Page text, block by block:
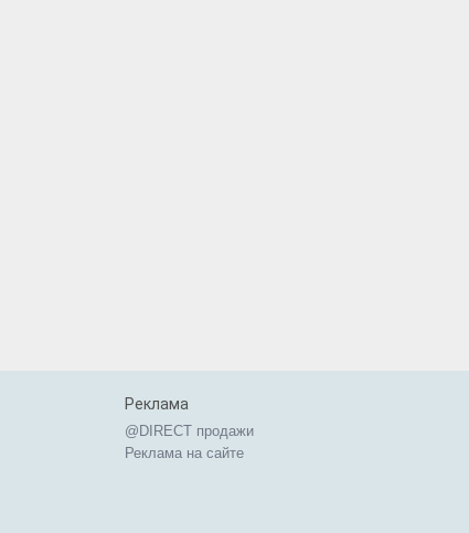
Реклама
@DIRECT продажи
Реклама на сайте